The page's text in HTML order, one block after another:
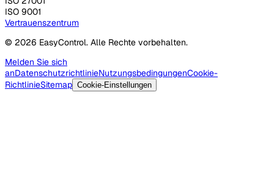
ISO 9001
Vertrauenszentrum
© 2026 EasyControl. Alle Rechte vorbehalten.
Melden Sie sich
anDatenschutzrichtlinieNutzungsbedingungenCookie-
RichtlinieSitemap Cookie-Einstellungen